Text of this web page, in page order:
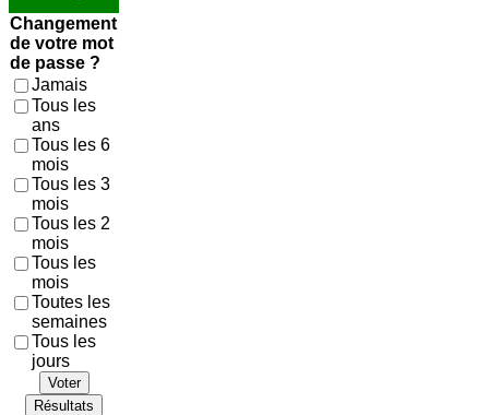
Changement
de votre mot
de passe ?
Jamais
Tous les
ans
Tous les 6
mois
Tous les 3
mois
Tous les 2
mois
Tous les
mois
Toutes les
semaines
Tous les
jours
Voter
Résultats